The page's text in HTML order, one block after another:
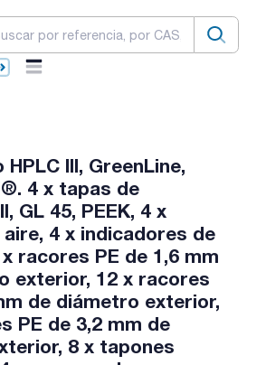
III, GreenLine,
4 x tapas de
GL 45, PEEK, 4 x
4 x indicadores de
racores PE de 1,6 mm
exterior, 12 x racores
de diámetro exterior,
PE de 3,2 mm de
8 x tapones